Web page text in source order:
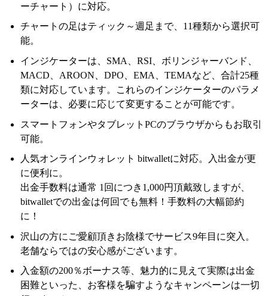
ーチャート）に対応。
チャートの足はティック～週足まで、11種類から選択可
能。
インジケーターは、SMA、RSI、ボリンジャーバンド、
MACD、AROON、DPO、EMA、TEMAなど、合計25種
類に対応しています。これらのインジケーターのパラメ
ーターは、必要に応じて変更することが可能です。
スマートフォンやタブレットPCのブラウザからもお取引
可能。
人気オンラインウォレット bitwalletに対応。入出金が更
に便利に。
出金手数料は通常 1回につき1,000円頂戴致しますが、
bitwalletでの出金は何回でも無料！手数料の大幅節約
に！
沢山の方にご愛顧頂きお陰様でサービス9年目に突入。
老舗ならではの安心感がございます。
入金額の200％ボーナス等、魅力的に見えて実際は出金
困難といった、お客様を騙すようなキャンペーンは一切